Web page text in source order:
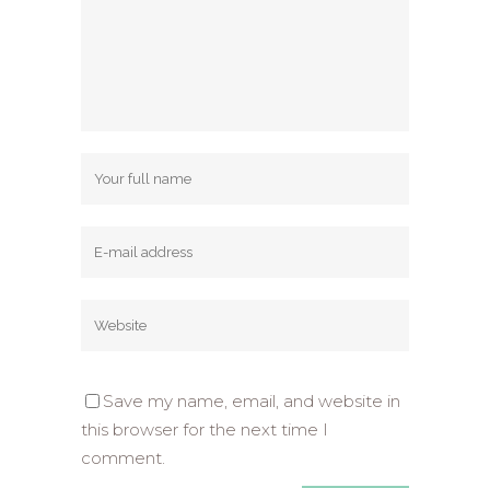
Save my name, email, and website in
this browser for the next time I
comment.